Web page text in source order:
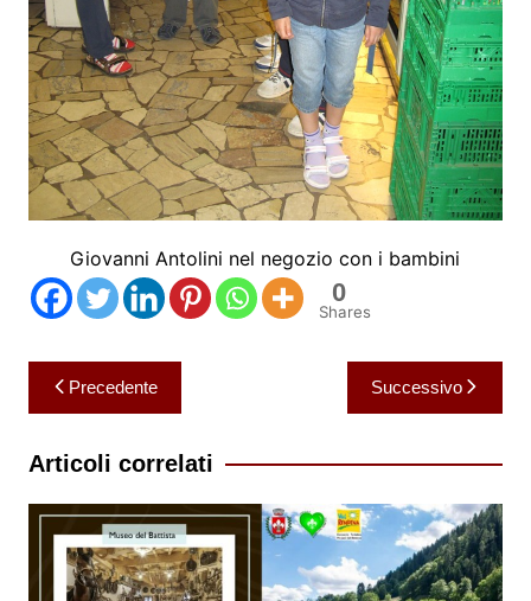
Giovanni Antolini nel negozio con i bambini
0
Shares
Navigazione
articoli
Precedente Successivo
Articoli correlati